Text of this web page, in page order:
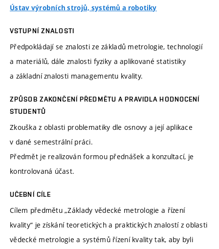
Ústav výrobních strojů, systémů a robotiky
VSTUPNÍ ZNALOSTI
Předpokládají se znalosti ze základů metrologie, technologií
a materiálů, dále znalosti fyziky a aplikované statistiky
a základní znalosti managementu kvality.
ZPŮSOB ZAKONČENÍ PŘEDMĚTU A PRAVIDLA HODNOCENÍ
STUDENTŮ
Zkouška z oblasti problematiky dle osnovy a její aplikace
v dané semestrální práci.
Předmět je realizován formou přednášek a konzultací, je
kontrolovaná účast.
UČEBNÍ CÍLE
Cílem předmětu „Základy vědecké metrologie a řízení
kvality“ je získání teoretických a praktických znalostí z oblasti
vědecké metrologie a systémů řízení kvality tak, aby byli